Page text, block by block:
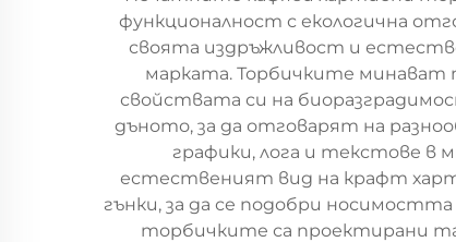
функционалност с екологична
своята издръжливост и
марката. Торбичките минават
свойствата си на
дъното, за да отговарят на
графики, лога и текстове в
естественият вид на крафт
гънки, за да се подобри
торбичките са проектирани